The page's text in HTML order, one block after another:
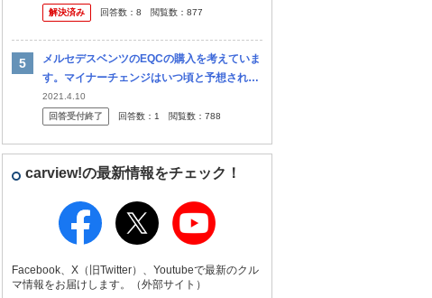
お詳しい方、アドバイス頂けるとありがたい
解決済み
回答数： 8 閲覧数： 877
メルセデスベンツのEQCの購入を考えていま
す。マイナーチェンジはいつ頃と予想されま
すでしょうか。つい最近EQ Aがデビューし
たばかりですが少し小さいのでCの方がいい
2021.4.10
回答受付終了
回答数： 1 閲覧数： 788
carview!の最新情報をチェック！
Facebook、X（旧Twitter）、Youtubeで最新のクル
マ情報をお届けします。（外部サイト）